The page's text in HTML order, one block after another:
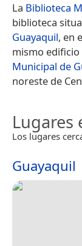
La Biblioteca
biblioteca
Guayaquil, en
mismo
Municipal de
noreste de
Lugares
Los lugares
Guayaquil